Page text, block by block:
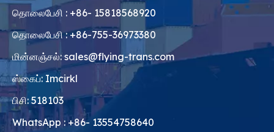
தொலைபேசி : +86- 15818568920
தொலைபேசி : +86-755-36973380
மின்னஞ்சல்: sales@flying-trans.com
ஸ்கைப்: Imcirkl
பிசி: 518103
WhatsApp : +86- 13554758640